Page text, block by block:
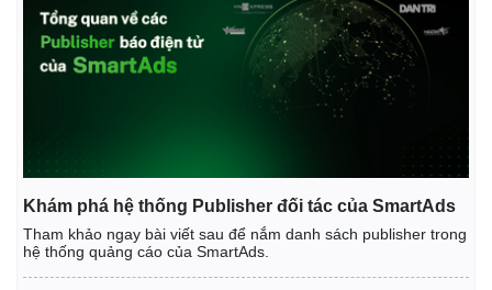
Khám phá hệ thống Publisher đối tác của SmartAds
Tham khảo ngay bài viết sau để nắm danh sách publisher trong
hệ thống quảng cáo của SmartAds.